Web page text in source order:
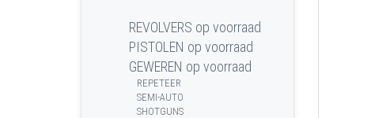
REVOLVERS op voorraad
PISTOLEN op voorraad
GEWEREN op voorraad
REPETEER
SEMI-AUTO
SHOTGUNS